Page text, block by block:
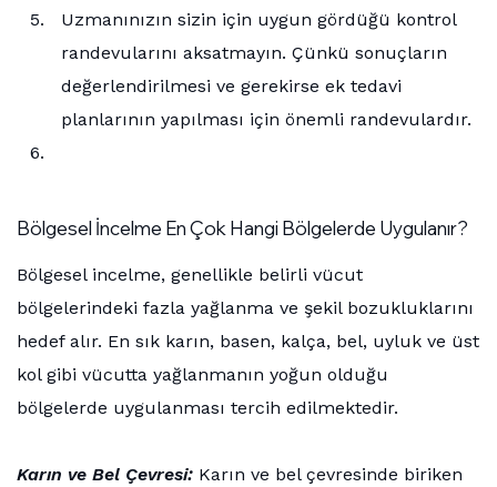
Uzmanınızın sizin için uygun gördüğü kontrol
randevularını aksatmayın. Çünkü sonuçların
değerlendirilmesi ve gerekirse ek tedavi
planlarının yapılması için önemli randevulardır.
Bölgesel İncelme En Çok Hangi Bölgelerde Uygulanır?
Bölgesel incelme, genellikle belirli vücut
bölgelerindeki fazla yağlanma ve şekil bozukluklarını
hedef alır. En sık karın, basen, kalça, bel, uyluk ve üst
kol gibi vücutta yağlanmanın yoğun olduğu
bölgelerde uygulanması tercih edilmektedir.
Karın ve Bel Çevresi: Karın ve bel çevresinde biriken